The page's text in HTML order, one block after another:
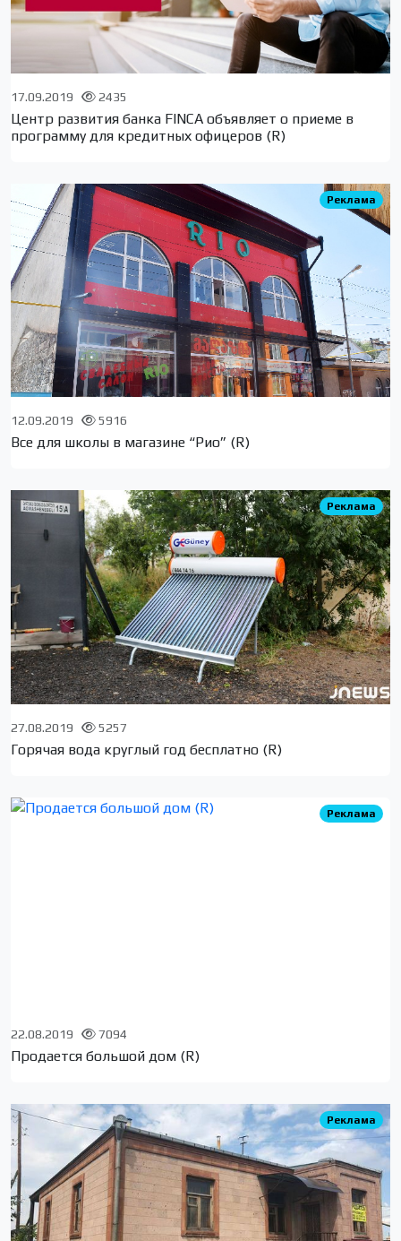
17.09.2019 2435
Центр развития банка FINCA объявляет о приеме в
программу для кредитных офицеров (R)
Реклама
12.09.2019 5916
Все для школы в магазине “Рио” (R)
Реклама
27.08.2019 5257
Горячая вода круглый год бесплатно (R)
Реклама
22.08.2019 7094
Продается большой дом (R)
Реклама